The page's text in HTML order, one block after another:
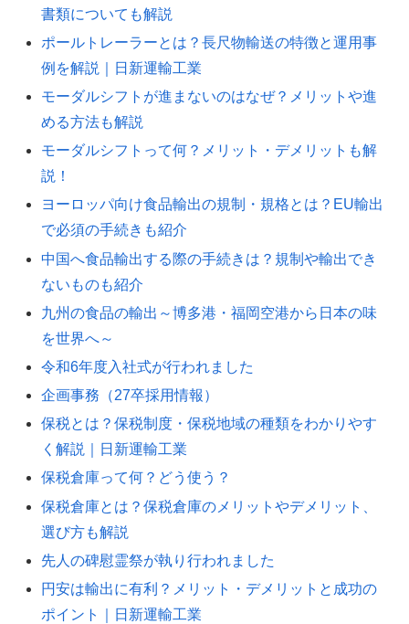
書類についても解説
ポールトレーラーとは？長尺物輸送の特徴と運用事
例を解説｜日新運輸工業
モーダルシフトが進まないのはなぜ？メリットや進
める方法も解説
モーダルシフトって何？メリット・デメリットも解
説！
ヨーロッパ向け食品輸出の規制・規格とは？EU輸出
で必須の手続きも紹介
中国へ食品輸出する際の手続きは？規制や輸出でき
ないものも紹介
九州の食品の輸出～博多港・福岡空港から日本の味
を世界へ～
令和6年度入社式が行われました
企画事務（27卒採用情報）
保税とは？保税制度・保税地域の種類をわかりやす
く解説｜日新運輸工業
保税倉庫って何？どう使う？
保税倉庫とは？保税倉庫のメリットやデメリット、
選び方も解説
先人の碑慰霊祭が執り行われました
円安は輸出に有利？メリット・デメリットと成功の
ポイント｜日新運輸工業